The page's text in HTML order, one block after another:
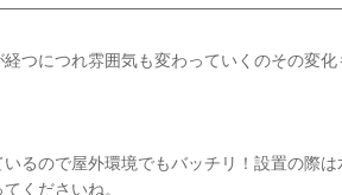
つにつれ雰囲気も変わっていくのその変
るので屋外環境でもバッチリ！設置の際
くださいね。